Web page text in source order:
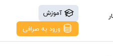
آموزش
ورود به صرافی